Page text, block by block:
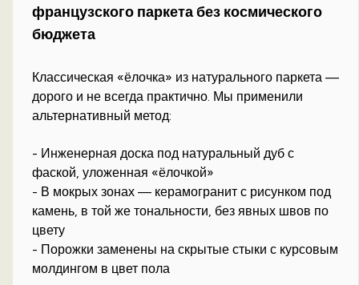
французского паркета без космического
бюджета
Классическая «ёлочка» из натурального паркета —
дорого и не всегда практично. Мы применили
альтернативный метод:
- Инженерная доска под натуральный дуб с
фаской, уложенная «ёлочкой»
- В мокрых зонах — керамогранит с рисунком под
камень, в той же тональности, без явных швов по
цвету
- Порожки заменены на скрытые стыки с курсовым
молдингом в цвет пола